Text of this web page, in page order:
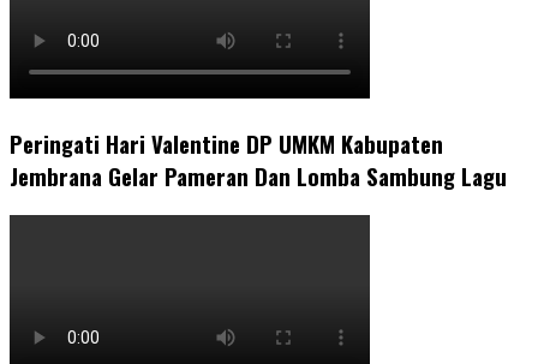
Peringati Hari Valentine DP UMKM Kabupaten
Jembrana Gelar Pameran Dan Lomba Sambung Lagu